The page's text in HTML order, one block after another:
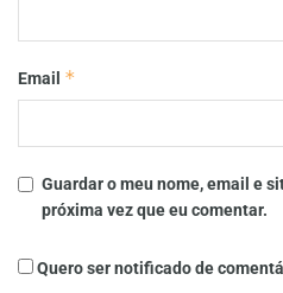
Email *
Guardar o meu nome, email e
próxima vez que eu comentar.
Quero ser notificado de